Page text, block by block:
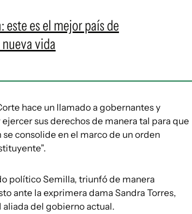
este es el mejor país de
vida
hace un llamado a gobernantes y
sus derechos de manera tal para que
consolide en el marco de un orden
político Semilla, triunfó de manera
ante la exprimera dama Sandra Torres,
del gobierno actual.